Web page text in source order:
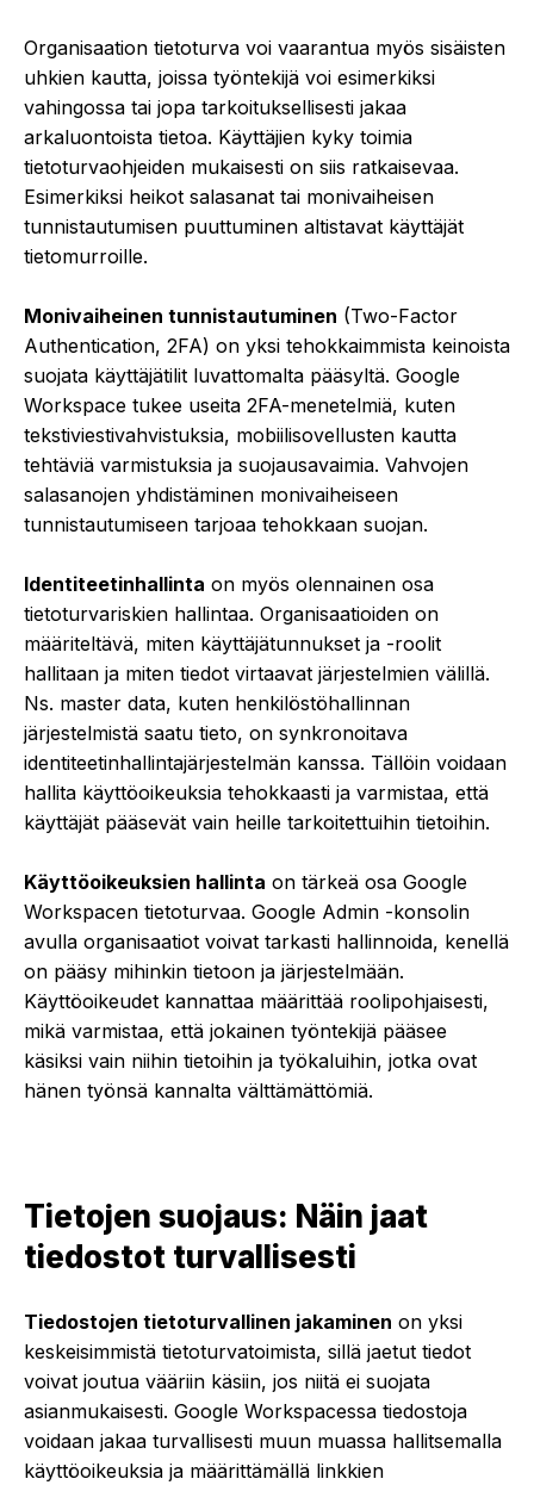
Organisaation tietoturva voi vaarantua myös sisäisten
uhkien kautta, joissa työntekijä voi esimerkiksi
vahingossa tai jopa tarkoituksellisesti jakaa
arkaluontoista tietoa. Käyttäjien kyky toimia
tietoturvaohjeiden mukaisesti on siis ratkaisevaa.
Esimerkiksi heikot salasanat tai monivaiheisen
tunnistautumisen puuttuminen altistavat käyttäjät
tietomurroille.
Monivaiheinen tunnistautuminen (Two-Factor
Authentication, 2FA) on yksi tehokkaimmista keinoista
suojata käyttäjätilit luvattomalta pääsyltä. Google
Workspace tukee useita 2FA-menetelmiä, kuten
tekstiviestivahvistuksia, mobiilisovellusten kautta
tehtäviä varmistuksia ja suojausavaimia. Vahvojen
salasanojen yhdistäminen monivaiheiseen
tunnistautumiseen tarjoaa tehokkaan suojan.
Identiteetinhallinta on myös olennainen osa
tietoturvariskien hallintaa. Organisaatioiden on
määriteltävä, miten käyttäjätunnukset ja -roolit
hallitaan ja miten tiedot virtaavat järjestelmien välillä.
Ns. master data, kuten henkilöstöhallinnan
järjestelmistä saatu tieto, on synkronoitava
identiteetinhallintajärjestelmän kanssa. Tällöin voidaan
hallita käyttöoikeuksia tehokkaasti ja varmistaa, että
käyttäjät pääsevät vain heille tarkoitettuihin tietoihin.
Käyttöoikeuksien hallinta on tärkeä osa Google
Workspacen tietoturvaa. Google Admin -konsolin
avulla organisaatiot voivat tarkasti hallinnoida, kenellä
on pääsy mihinkin tietoon ja järjestelmään.
Käyttöoikeudet kannattaa määrittää roolipohjaisesti,
mikä varmistaa, että jokainen työntekijä pääsee
käsiksi vain niihin tietoihin ja työkaluihin, jotka ovat
hänen työnsä kannalta välttämättömiä.
Tietojen suojaus: Näin jaat
tiedostot turvallisesti
Tiedostojen tietoturvallinen jakaminen on yksi
keskeisimmistä tietoturvatoimista, sillä jaetut tiedot
voivat joutua vääriin käsiin, jos niitä ei suojata
asianmukaisesti. Google Workspacessa tiedostoja
voidaan jakaa turvallisesti muun muassa hallitsemalla
käyttöoikeuksia ja määrittämällä linkkien